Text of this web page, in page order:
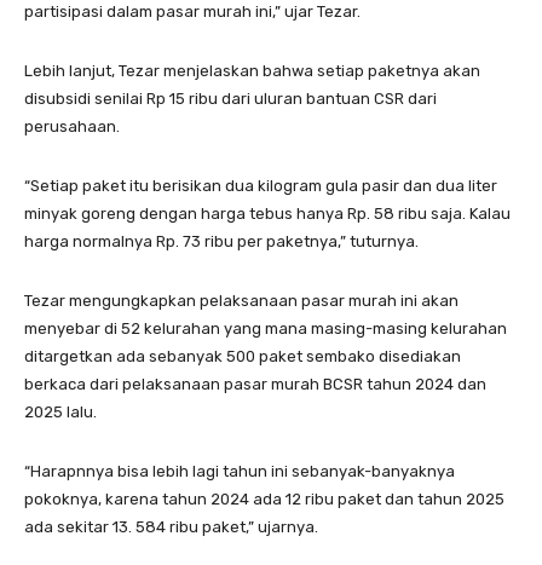
partisipasi dalam pasar murah ini,” ujar Tezar.
Lebih lanjut, Tezar menjelaskan bahwa setiap paketnya akan
disubsidi senilai Rp 15 ribu dari uluran bantuan CSR dari
perusahaan.
“Setiap paket itu berisikan dua kilogram gula pasir dan dua liter
minyak goreng dengan harga tebus hanya Rp. 58 ribu saja. Kalau
harga normalnya Rp. 73 ribu per paketnya,” tuturnya.
Tezar mengungkapkan pelaksanaan pasar murah ini akan
menyebar di 52 kelurahan yang mana masing-masing kelurahan
ditargetkan ada sebanyak 500 paket sembako disediakan
berkaca dari pelaksanaan pasar murah BCSR tahun 2024 dan
2025 lalu.
“Harapnnya bisa lebih lagi tahun ini sebanyak-banyaknya
pokoknya, karena tahun 2024 ada 12 ribu paket dan tahun 2025
ada sekitar 13. 584 ribu paket,” ujarnya.